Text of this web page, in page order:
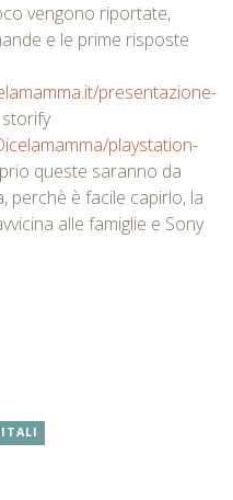
vengono riportate,
e le prime risposte
presentazione-
playstation-
queste saranno da
perchè è facile capirlo, la
alle famiglie e Sony